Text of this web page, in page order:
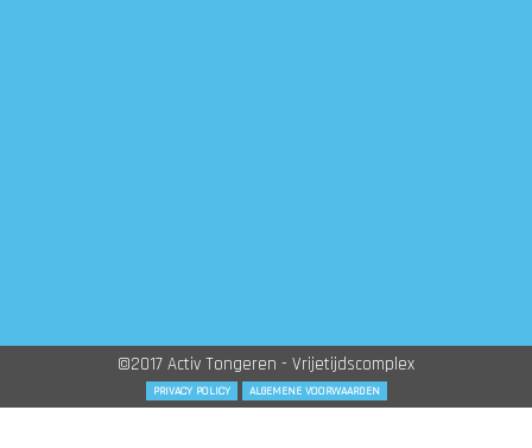
©2017 Activ Tongeren - Vrijetijdscomplex
PRIVACY POLICY ALGEMENE VOORWAARDEN